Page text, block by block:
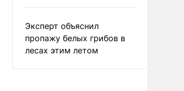
Эксперт объяснил
пропажу белых грибов в
лесах этим летом